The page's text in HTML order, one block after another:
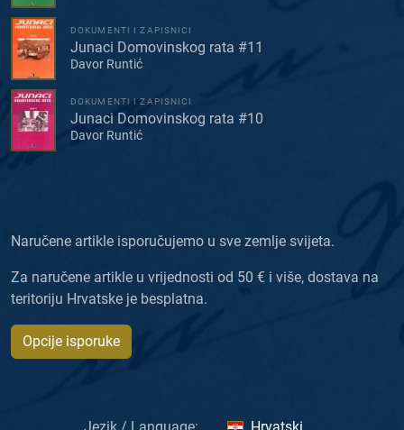
DOKUMENTI I ZAPISNICI
Junaci Domovinskog rata #11
Davor Runtić
DOKUMENTI I ZAPISNICI
Junaci Domovinskog rata #10
Davor Runtić
Naručene artikle isporučujemo u sve zemlje svijeta.
Za naručene artikle u vrijednosti od 50 € i više, dostava na
teritoriju Hrvatske je besplatna.
Opcije isporuke